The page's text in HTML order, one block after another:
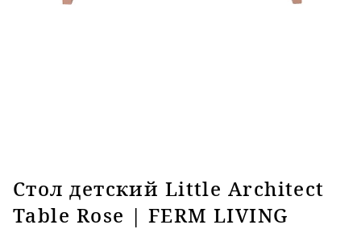
Стол детский Little Architect
Table Rose | FERM LIVING